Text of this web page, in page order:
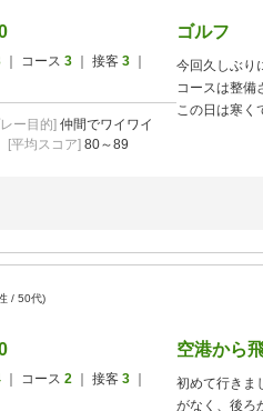
｜ コース 3 ｜ 接客 3
ー目的] 仲間でワイワイ
[平均スコア] 80～89
ゴルフ
今回久しぶり
コースは整備
この日は寒く
/ 50代)
｜ コース 2 ｜ 接客 3
空港から
初めて行きま
がなく、後ろ